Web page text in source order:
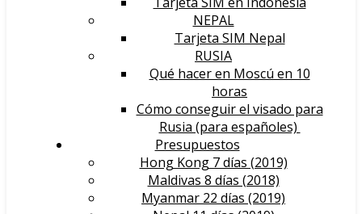
NEPAL
Tarjeta SIM Nepal
RUSIA
Qué hacer en Moscú en 10
horas
Cómo conseguir el visado para
Rusia (para españoles)
Presupuestos
Hong Kong 7 días (2019)
Maldivas 8 días (2018)
Myanmar 22 días (2019)